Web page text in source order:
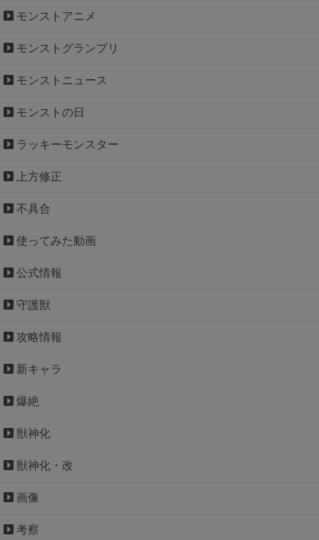
モンストアニメ
モンストグランプリ
モンストニュース
モンストの日
ラッキーモンスター
上方修正
不具合
使ってみた動画
公式情報
守護獣
攻略情報
新キャラ
爆絶
獣神化
獣神化・改
画像
考察